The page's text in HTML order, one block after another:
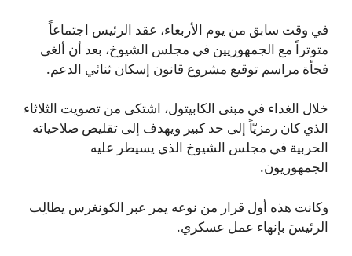
في وقت سابق من يوم الأربعاء، عقد الرئيس اجتماعاً
متوتراً مع الجمهوريين في مجلس الشيوخ، بعد أن ألغى
فجأة مراسم توقيع مشروع قانون إسكان ثنائي الدعم.
خلال الغداء في مبنى الكابيتول، اشتكى من تصويت الثلاثاء
الذي كان رمزيّاً إلى حد كبير ويهدف إلى تقليص صلاحياته
الحربية في مجلس الشيوخ الذي يسيطر عليه
الجمهوريون.
وكانت هذه أول قرار من نوعه يمر عبر الكونغرس يطالِب
الرئيسَ بإنهاء عمل عسكري.